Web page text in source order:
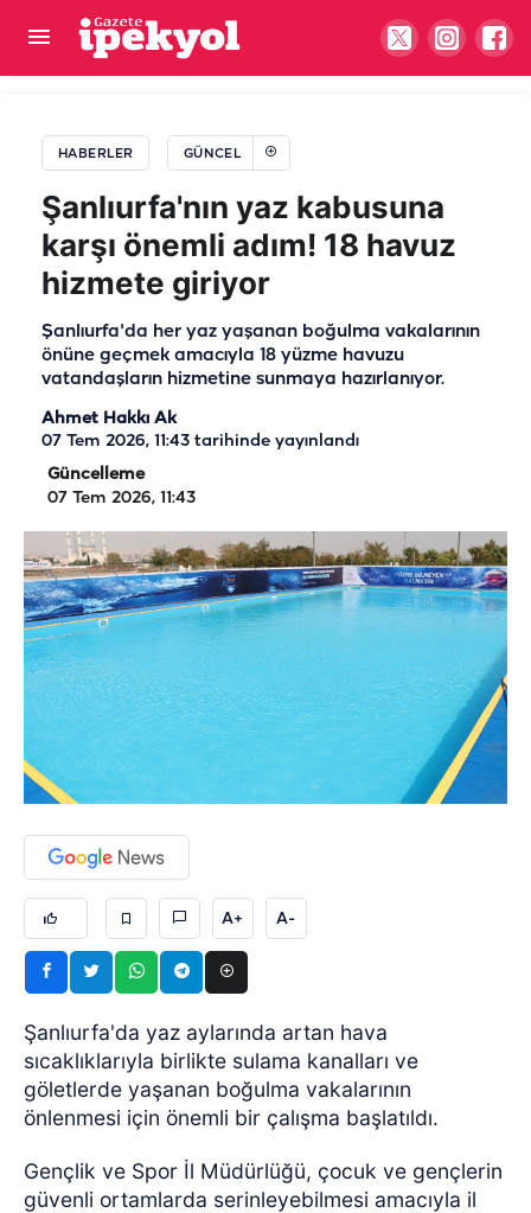
HABERLER GÜNCEL
Şanlıurfa'nın yaz kabusuna
karşı önemli adım! 18 havuz
hizmete giriyor
Şanlıurfa'da her yaz yaşanan boğulma vakalarının
önüne geçmek amacıyla 18 yüzme havuzu
vatandaşların hizmetine sunmaya hazırlanıyor.
Ahmet Hakkı Ak
07 Tem 2026, 11:43 tarihinde yayınlandı
Güncelleme
07 Tem 2026, 11:43
A+ A-
Şanlıurfa'da yaz aylarında artan hava
sıcaklıklarıyla birlikte sulama kanalları ve
göletlerde yaşanan boğulma vakalarının
önlenmesi için önemli bir çalışma başlatıldı.
Gençlik ve Spor İl Müdürlüğü, çocuk ve gençlerin
güvenli ortamlarda serinleyebilmesi amacıyla il
Şanlıurfa’ya beklenen müjde geldi: TOKİ’den 120